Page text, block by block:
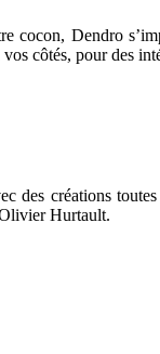
cocon, Dendro
côtés, pour des
des créations
Hurtault.